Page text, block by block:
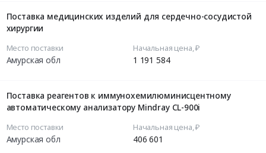
Поставка медицинских изделий для сердечно-сосудистой
хирургии
Место поставки
Амурская обл
Начальная цена, ₽
1 191 584
Поставка реагентов к иммунохемилюминисцентному
автоматическому анализатору Mindray CL-900i
Место поставки
Амурская обл
Начальная цена, ₽
406 601